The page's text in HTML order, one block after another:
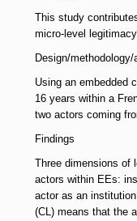
This study
micro-level
Design/methodology/
Using an embedded
16 years within a
two actors coming
Findings
Three dimensions of
actors within EEs:
actor as an
(CL) means that the